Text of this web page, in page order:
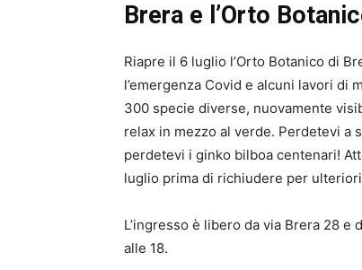
Brera e l’Orto
Riapre il 6 luglio l’Orto Botanico di
l’emergenza Covid e alcuni lavori
300 specie diverse, nuovamente
relax in mezzo al verde. Perdetevi a
perdetevi i ginko bilboa centenari!
luglio prima di richiudere per
L’ingresso è libero da via Brera 28 e
alle 18.